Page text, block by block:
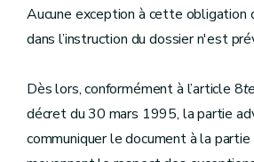
Aucune exception à cette obligation
dans l’instruction du dossier n'est
Dès lors, conformément à l’article 8
décret du 30 mars 1995, la partie
communiquer le document à la